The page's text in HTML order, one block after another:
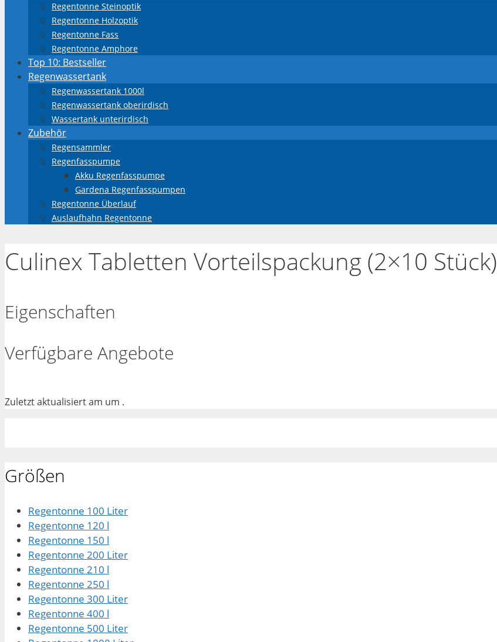
Regentonne Steinoptik
Regentonne Holzoptik
Regentonne Fass
Regentonne Amphore
Top 10: Bestseller
Regenwassertank
Regenwassertank 1000l
Regenwassertank oberirdisch
Wassertank unterirdisch
Zubehör
Regensammler
Regenfasspumpe
Akku Regenfasspumpe
Gardena Regenfasspumpen
Regentonne Überlauf
Auslaufhahn Regentonne
Culinex Tabletten Vorteilspackung (2×10 Stück)
Eigenschaften
Verfügbare Angebote
Zuletzt aktualisiert am um .
Größen
Regentonne 100 Liter
Regentonne 120 l
Regentonne 150 l
Regentonne 200 Liter
Regentonne 210 l
Regentonne 250 l
Regentonne 300 Liter
Regentonne 400 l
Regentonne 500 Liter